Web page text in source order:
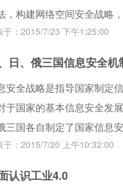
，构建网络空间安全战略
。
于：2015/7/23 下午1:25:00
日、俄三国信息安全
安全战略是指导国家制定
于国家的基本信息安全发
三国各自制定了国家信息
要手段。
于：2015/7/20 上午10:32:00
认识工业4.0